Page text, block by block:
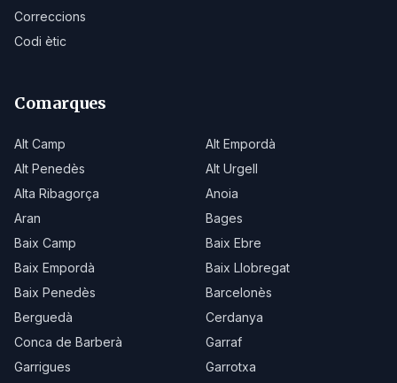
Correccions
Codi ètic
Comarques
Alt Camp
Alt Empordà
Alt Penedès
Alt Urgell
Alta Ribagorça
Anoia
Aran
Bages
Baix Camp
Baix Ebre
Baix Empordà
Baix Llobregat
Baix Penedès
Barcelonès
Berguedà
Cerdanya
Conca de Barberà
Garraf
Garrigues
Garrotxa